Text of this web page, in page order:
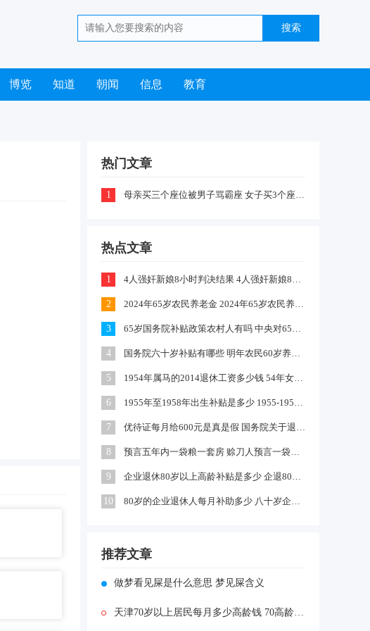
博览 知道 朝闻 信息 教育
热门文章
1 母亲买三个座位被男子骂霸座 女子买3个座位被无座大爷骂哭怎么回事
热点文章
1 4人强奸新娘8小时判决结果 4人强奸新娘8小时案件嫌疑犯判刑什么情况
2 2024年65岁农民养老金 2024年65岁农民养老金上涨多少
3 65岁国务院补贴政策农村人有吗 中央对65岁以上老人有补贴吗
4 国务院六十岁补贴有哪些 明年农民60岁养老金每月领多少钱
5 1954年属马的2014退休工资多少钱 54年女马出生农村每年养老金多少
6 1955年至1958年出生补贴是多少 1955-1958年出生补贴在哪领
7 优待证每月给600元是真是假 国务院关于退伍军人每月补助文件
8 预言五年内一袋粮一套房 赊刀人预言一袋面换五栋楼真的吗
9 企业退休80岁以上高龄补贴是多少 企退80岁以上有100元补贴吗
10 80岁的企业退休人每月补助多少 八十岁企退人员补发工资吗
推荐文章
做梦看见屎是什么意思 梦见屎含义
天津70岁以上居民每月多少高龄钱 70高龄补贴天津有吗？